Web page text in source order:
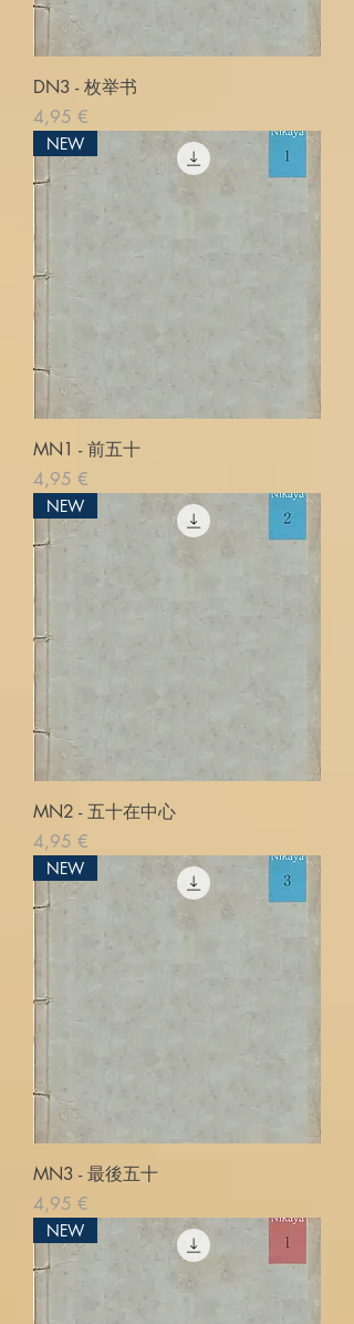
DN3 - 枚举书
Pris
4,95 €
NEW
MN1 - 前五十
Pris
4,95 €
NEW
MN2 - 五十在中心
Pris
4,95 €
NEW
MN3 - 最後五十
Pris
4,95 €
NEW